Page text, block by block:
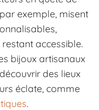
exemple, misent
accessible.
bijoux artisanaux
des lieux
éclate, comme
.